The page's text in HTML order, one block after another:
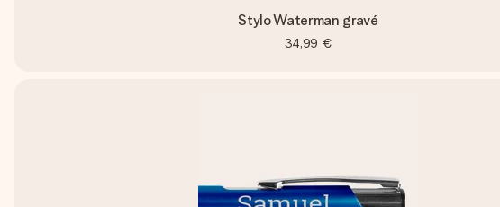
Stylo Waterman gravé
34,99 €